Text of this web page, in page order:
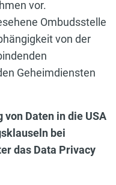
vor.
Ombudsstelle
von der
Geheimdiensten
Daten in die USA
bei
das Data Privacy